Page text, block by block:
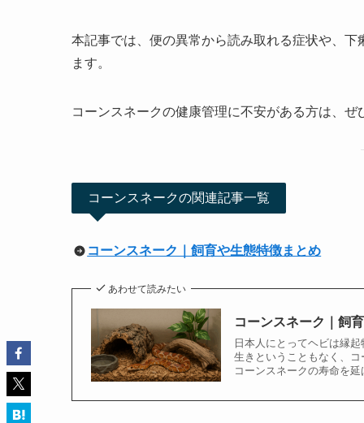
本記事では、便の異常から読み取れる症状や、
ます。
コーンスネークの健康管理に不安がある方は、ぜ
コーンスネークの関連記事一覧
コーンスネーク｜飼育や生態特徴まとめ
あわせて読みたい
コーンスネーク｜飼
日本人にとってヘビは縁
生きということもなく、
コーンスネークの寿命を